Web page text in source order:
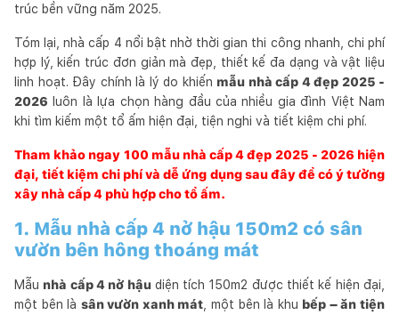
trúc bền vững năm 2025.
Tóm lại, nhà cấp 4 nổi bật nhờ thời gian thi công nhanh, chi phí
hợp lý, kiến trúc đơn giản mà đẹp, thiết kế đa dạng và vật liệu
linh hoạt. Đây chính là lý do khiến mẫu nhà cấp 4 đẹp 2025 -
2026 luôn là lựa chọn hàng đầu của nhiều gia đình Việt Nam
khi tìm kiếm một tổ ấm hiện đại, tiện nghi và tiết kiệm chi phí.
Tham khảo ngay 100 mẫu nhà cấp 4 đẹp 2025 - 2026 hiện
đại, tiết kiệm chi phí và dễ ứng dụng sau đây để có ý tưởng
xây nhà cấp 4 phù hợp cho tổ ấm.
1. Mẫu nhà cấp 4 nở hậu 150m2 có sân
vườn bên hông thoáng mát
Mẫu nhà cấp 4 nở hậudiện tích 150m2 được thiết kế hiện đại,
một bên là sân vườn xanh mát , một bên là khu bếp – ăn tiện